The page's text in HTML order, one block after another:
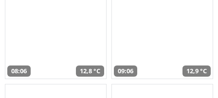
08:06 12,8 °C 09:06 12,9 °C